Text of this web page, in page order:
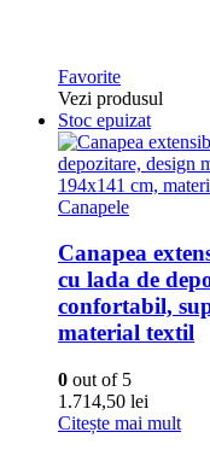
Favorite
Vezi produsul
Stoc epuizat
Canapele
Canapea
cu lada de
confortabil,
material textil
0 out of 5
1.714,50 lei
Citește mai mult